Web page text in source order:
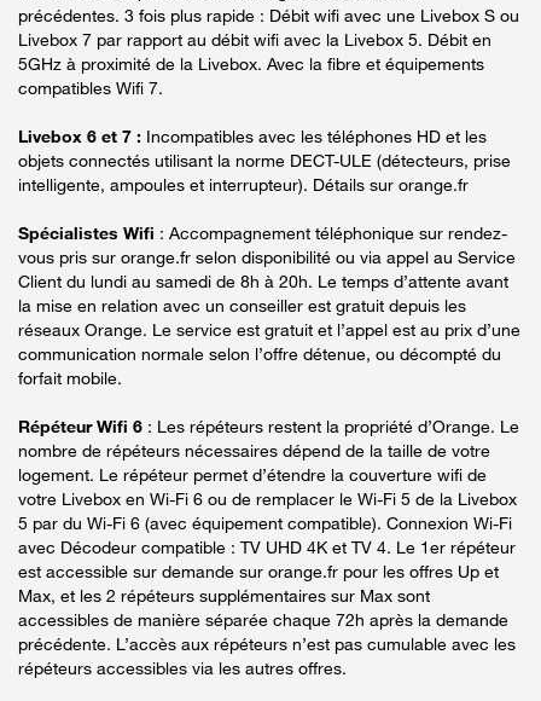
précédentes. 3 fois plus rapide : Débit wifi avec une Livebox S ou
Livebox 7 par rapport au débit wifi avec la Livebox 5. Débit en
5GHz à proximité de la Livebox. Avec la fibre et équipements
compatibles Wifi 7.
Livebox 6 et 7 : Incompatibles avec les téléphones HD et les
objets connectés utilisant la norme DECT-ULE (détecteurs, prise
intelligente, ampoules et interrupteur). Détails sur orange.fr
Spécialistes Wifi : Accompagnement téléphonique sur rendez-
vous pris sur orange.fr selon disponibilité ou via appel au Service
Client du lundi au samedi de 8h à 20h. Le temps d’attente avant
la mise en relation avec un conseiller est gratuit depuis les
réseaux Orange. Le service est gratuit et l’appel est au prix d’une
communication normale selon l’offre détenue, ou décompté du
forfait mobile.
Répéteur Wifi 6 : Les répéteurs restent la propriété d’Orange. Le
nombre de répéteurs nécessaires dépend de la taille de votre
logement. Le répéteur permet d’étendre la couverture wifi de
votre Livebox en Wi-Fi 6 ou de remplacer le Wi-Fi 5 de la Livebox
5 par du Wi-Fi 6 (avec équipement compatible). Connexion Wi-Fi
avec Décodeur compatible : TV UHD 4K et TV 4. Le 1er répéteur
est accessible sur demande sur orange.fr pour les offres Up et
Max, et les 2 répéteurs supplémentaires sur Max sont
accessibles de manière séparée chaque 72h après la demande
précédente. L’accès aux répéteurs n’est pas cumulable avec les
répéteurs accessibles via les autres offres.